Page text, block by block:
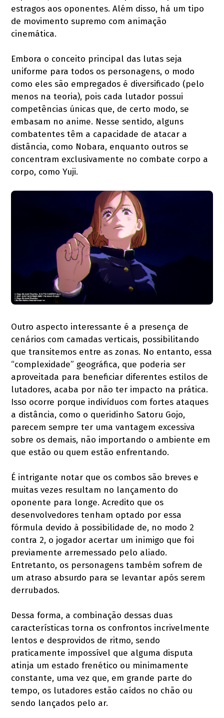
estragos aos oponentes. Além disso, há um tipo
de movimento supremo com animação
cinemática.
Embora o conceito principal das lutas seja
uniforme para todos os personagens, o modo
como eles são empregados é diversificado (pelo
menos na teoria), pois cada lutador possui
competências únicas que, de certo modo, se
embasam no anime. Nesse sentido, alguns
combatentes têm a capacidade de atacar a
distância, como Nobara, enquanto outros se
concentram exclusivamente no combate corpo a
corpo, como Yuji.
Outro aspecto interessante é a presença de
cenários com camadas verticais, possibilitando
que transitemos entre as zonas. No entanto, essa
“complexidade” geográfica, que poderia ser
aproveitada para beneficiar diferentes estilos de
lutadores, acaba por não ter impacto na prática.
Isso ocorre porque indivíduos com fortes ataques
a distância, como o queridinho Satoru Gojo,
parecem sempre ter uma vantagem excessiva
sobre os demais, não importando o ambiente em
que estão ou quem estão enfrentando.
É intrigante notar que os combos são breves e
muitas vezes resultam no lançamento do
oponente para longe. Acredito que os
desenvolvedores tenham optado por essa
fórmula devido à possibilidade de, no modo 2
contra 2, o jogador acertar um inimigo que foi
previamente arremessado pelo aliado.
Entretanto, os personagens também sofrem de
um atraso absurdo para se levantar após serem
derrubados.
Dessa forma, a combinação dessas duas
características torna os confrontos incrivelmente
lentos e desprovidos de ritmo, sendo
praticamente impossível que alguma disputa
atinja um estado frenético ou minimamente
constante, uma vez que, em grande parte do
tempo, os lutadores estão caídos no chão ou
sendo lançados pelo ar.